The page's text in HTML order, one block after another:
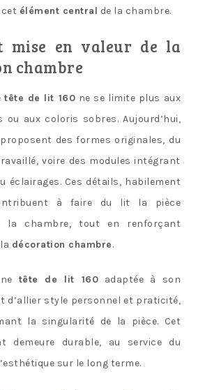
élément central de la chambre.
mise en valeur de la
chambre
tête de lit 160 ne se limite plus aux
ou aux coloris sobres. Aujourd’hui,
des formes originales, du
voire des modules intégrant
éclairages. Ces détails, habilement
à faire du lit la pièce
la chambre, tout en renforçant
décoration chambre.
tête de lit 160 adaptée à son
d’allier style personnel et praticité,
la singularité de la pièce. Cet
demeure durable, au service du
sur le long terme.